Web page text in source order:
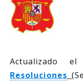
Actualizado
Resoluciones